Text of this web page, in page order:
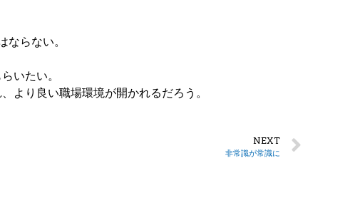
らない。
いたい。
より良い職場環境が開かれるだろう。
NEXT
非常識が常識に